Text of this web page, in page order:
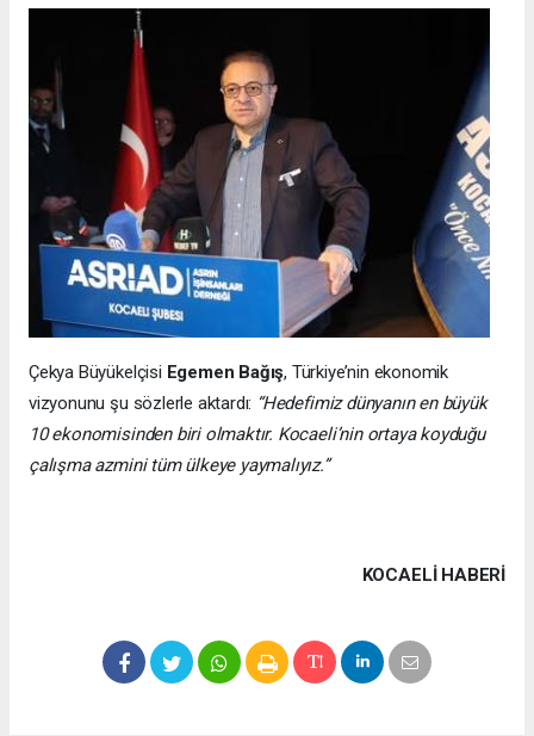
Çekya Büyükelçisi Egemen Bağış, Türkiye’nin ekonomik
vizyonunu şu sözlerle aktardı: “Hedefimiz dünyanın en büyük
10 ekonomisinden biri olmaktır. Kocaeli’nin ortaya koyduğu
çalışma azmini tüm ülkeye yaymalıyız.”
KOCAELI HABERİ